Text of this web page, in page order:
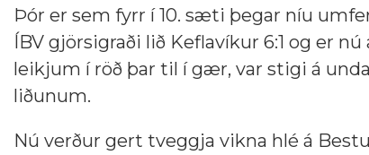
Þór er sem fyrr í 10. sæti þegar níu
ÍBV gjörsigraði lið Keflavíkur 6:1 og er
leikjum í röð þar til í gær, var stigi á
liðunum.
Nú verður gert tveggja vikna hlé á